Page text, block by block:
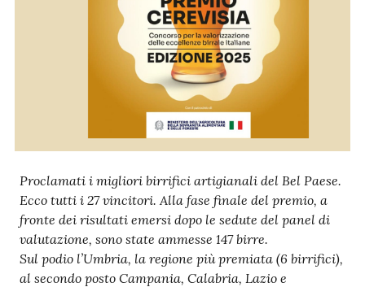
Seguici
su
Proclamati i migliori birrifici artigianali del Bel Paese.
Ecco tutti i 27 vincitori. Alla fase finale del premio, a
fronte dei risultati emersi dopo le sedute del panel di
valutazione, sono state ammesse 147 birre.
Sul podio l’Umbria, la regione più premiata (6 birrifici),
al secondo posto Campania, Calabria, Lazio e